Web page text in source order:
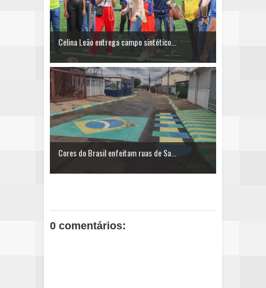
Celina Leão entrega campo sintético...
Cores do Brasil enfeitam ruas de Sa...
0 comentários: